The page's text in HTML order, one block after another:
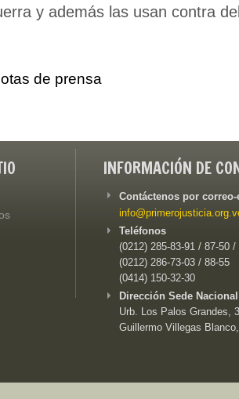
y además las usan contra
de prensa
INFORMACIÓN DE
Contáctenos por
Teléfonos
(0212) 285-83-91 / 87-50 /
(0212) 286-73-03 / 88-55
(0414) 150-32-30
Dirección Sede
Urb. Los Palos Grandes,
Guillermo Villegas